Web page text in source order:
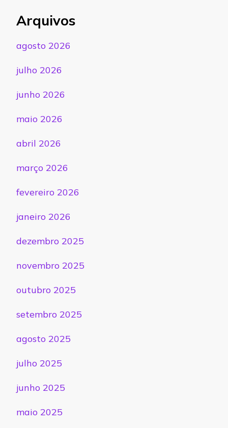
Arquivos
agosto 2026
julho 2026
junho 2026
maio 2026
abril 2026
março 2026
fevereiro 2026
janeiro 2026
dezembro 2025
novembro 2025
outubro 2025
setembro 2025
agosto 2025
julho 2025
junho 2025
maio 2025